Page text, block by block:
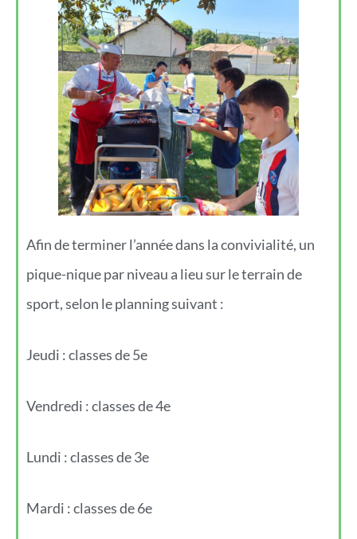
Afin de terminer l’année dans la convivialité, un
pique-nique par niveau a lieu sur le terrain de
sport, selon le planning suivant :
Jeudi : classes de 5e
Vendredi : classes de 4e
Lundi : classes de 3e
Mardi : classes de 6e